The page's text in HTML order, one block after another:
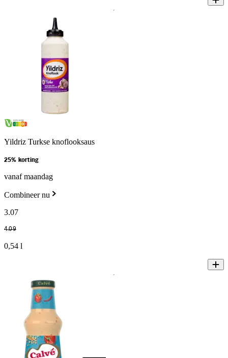
Yildriz Turkse knoflooksaus
25% korting
vanaf maandag
Combineer nu
3.07
4.09
0,54 l